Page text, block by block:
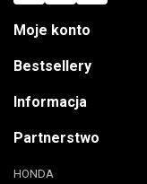
Moje konto
Bestsellery
Informacja
Partnerstwo
HONDA